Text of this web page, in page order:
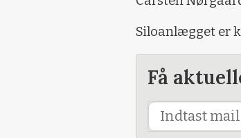
Siloanlægget er
Få